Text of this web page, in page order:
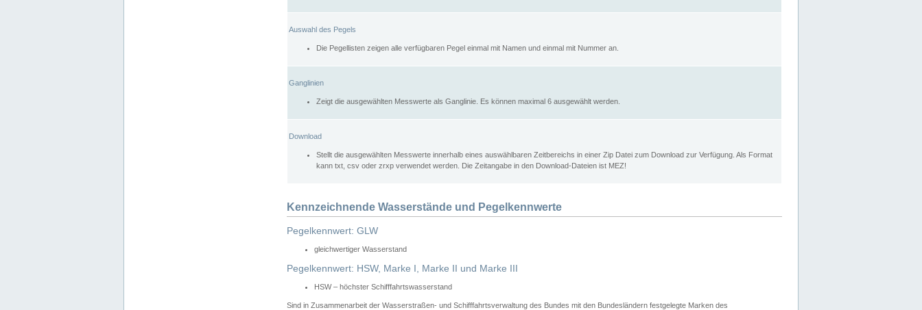
Auswahl des Pegels
Die Pegellisten zeigen alle verfügbaren Pegel einmal mit Namen und einmal mit Nummer an.
Ganglinien
Zeigt die ausgewählten Messwerte als Ganglinie. Es können maximal 6 ausgewählt werden.
Download
Stellt die ausgewählten Messwerte innerhalb eines auswählbaren Zeitbereichs in einer Zip Datei zum Download zur Verfügung. Als Format
kann txt, csv oder zrxp verwendet werden. Die Zeitangabe in den Download-Dateien ist MEZ!
Kennzeichnende Wasserstände und Pegelkennwerte
Pegelkennwert: GLW
gleichwertiger Wasserstand
Pegelkennwert: HSW, Marke I, Marke II und Marke III
HSW – höchster Schifffahrtswasserstand
Sind in Zusammenarbeit der Wasserstraßen- und Schifffahrtsverwaltung des Bundes mit den Bundesländern festgelegte Marken des